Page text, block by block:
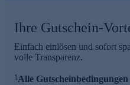
Ihre Gutschein-
Einfach einlösen und sofort
volle Transparenz.
1 Alle Gutscheinbedingungen